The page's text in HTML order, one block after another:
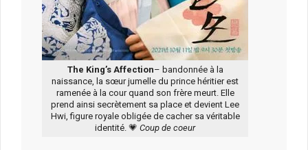
The King’s Affection– bandonnée à la
naissance, la sœur jumelle du prince héritier est
ramenée à la cour quand son frère meurt. Elle
prend ainsi secrètement sa place et devient Lee
Hwi, figure royale obligée de cacher sa véritable
identité. 💗 Coup de coeur